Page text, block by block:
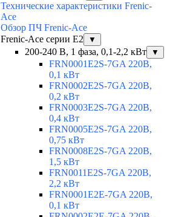
Технические характеристики Frenic-
Ace
Обзор ПЧ Frenic-Ace
Frenic-Ace серии E2
▼
200-240 В, 1 фаза, 0,1-2,2 кВт ▼
FRN0001E2S-7GA 220В,
0,1 кВт
FRN0002E2S-7GA 220В,
0,2 кВт
FRN0003E2S-7GA 220В,
0,4 кВт
FRN0005E2S-7GA 220В,
0,75 кВт
FRN0008E2S-7GA 220В,
1,5 кВт
FRN0011E2S-7GA 220В,
2,2 кВт
FRN0001E2E-7GA 220В,
0,1 кВт